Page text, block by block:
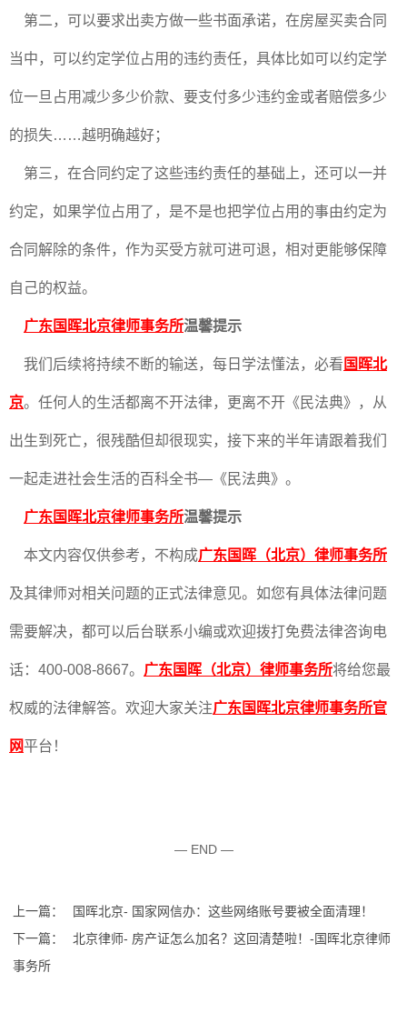
第二，可以要求出卖方做一些书面承诺，在房屋买卖合同
当中，可以约定学位占用的违约责任，具体比如可以约定学
位一旦占用减少多少价款、要支付多少违约金或者赔偿多少
的损失……越明确越好；
第三，在合同约定了这些违约责任的基础上，还可以一并
约定，如果学位占用了，是不是也把学位占用的事由约定为
合同解除的条件，作为买受方就可进可退，相对更能够保障
自己的权益。
广东国晖北京律师事务所温馨提示
我们后续将持续不断的输送，每日学法懂法，必看 国晖北
京。任何人的生活都离不开法律，更离不开《民法典》，从
出生到死亡，很残酷但却很现实，接下来的半年请跟着我们
一起走进社会生活的百科全书—《民法典》。
广东国晖北京律师事务所温馨提示
本文内容仅供参考，不构成广东国晖（北京）律师事务所
及其律师对相关问题的正式法律意见。如您有具体法律问题
需要解决，都可以后台联系小编或欢迎拨打免费法律咨询电
话：400-008-8667。 广东国晖（北京）律师事务所将给您最
权威的法律解答。欢迎大家关注广东国晖北京律师事务所官
网平台！
— END —
上一篇：
国晖北京- 国家网信办：这些网络账号要被全面清理！
下一篇：
北京律师- 房产证怎么加名？这回清楚啦！-国晖北京律师
事务所